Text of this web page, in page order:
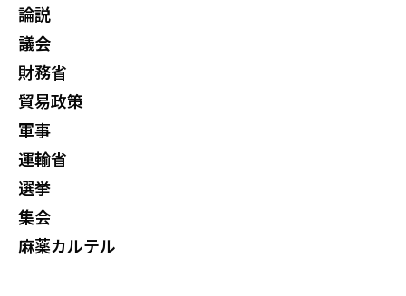
論説
議会
財務省
貿易政策
軍事
運輸省
選挙
集会
麻薬カルテル